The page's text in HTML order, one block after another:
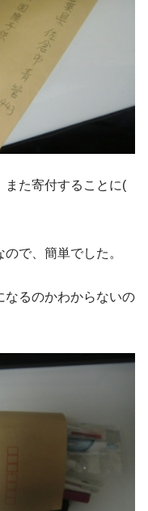
また寄付することに(
で、簡単でした。
なるのかわからないの